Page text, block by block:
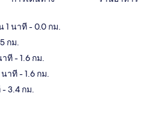
1 นาที- 0.0 กม.
กม.
าที- 1.6 กม.
นาที- 1.6 กม.
- 3.4 กม.